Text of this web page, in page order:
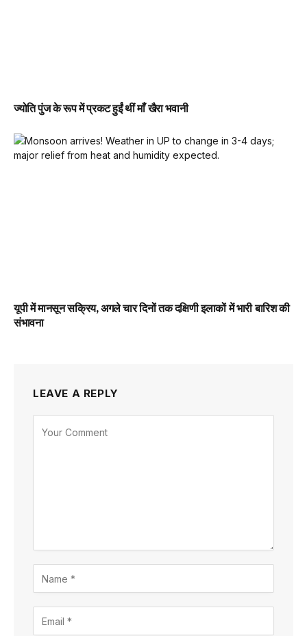
ज्योति पुंज के रूप में प्रकट हुईं थीं माँ खैरा भवानी
यूपी में मानसून सक्रिय, अगले चार दिनों तक दक्षिणी इलाकों में भारी बारिश की
संभावना
LEAVE A REPLY